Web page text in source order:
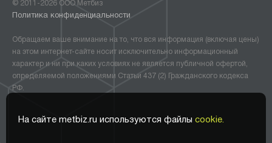
На сайте metbiz.ru используются файлы cookie.
© 2011-2026 ООО Метбиз
Политика конфиденциальности
Обращаем ваше внимание на то, что вся информация (включая цены)
на этом интернет-сайте носит исключительно информационный
характер и ни при каких условиях не является публичной офертой,
определяемой положениями Статьи 437 (2) Гражданского кодекса
РФ.